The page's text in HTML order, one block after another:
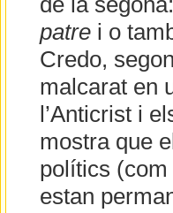
patrei o
Credo,
malcarat en
l’Anticrist i
mostra que
polítics
estan